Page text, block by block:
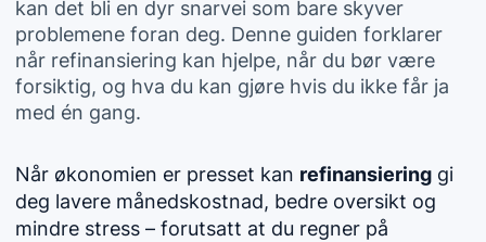
kan det bli en dyr snarvei som bare skyver
problemene foran deg. Denne guiden forklarer
når refinansiering kan hjelpe, når du bør være
forsiktig, og hva du kan gjøre hvis du ikke får ja
med én gang.
Når økonomien er presset kan refinansiering gi
deg lavere månedskostnad, bedre oversikt og
mindre stress – forutsatt at du regner på